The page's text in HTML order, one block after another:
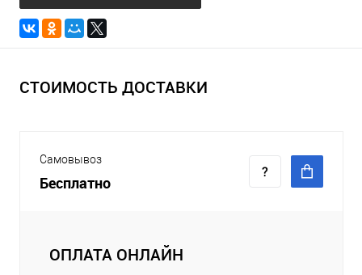
СТОИМОСТЬ ДОСТАВКИ
Самовывоз
Бесплатно
ОПЛАТА ОНЛАЙН